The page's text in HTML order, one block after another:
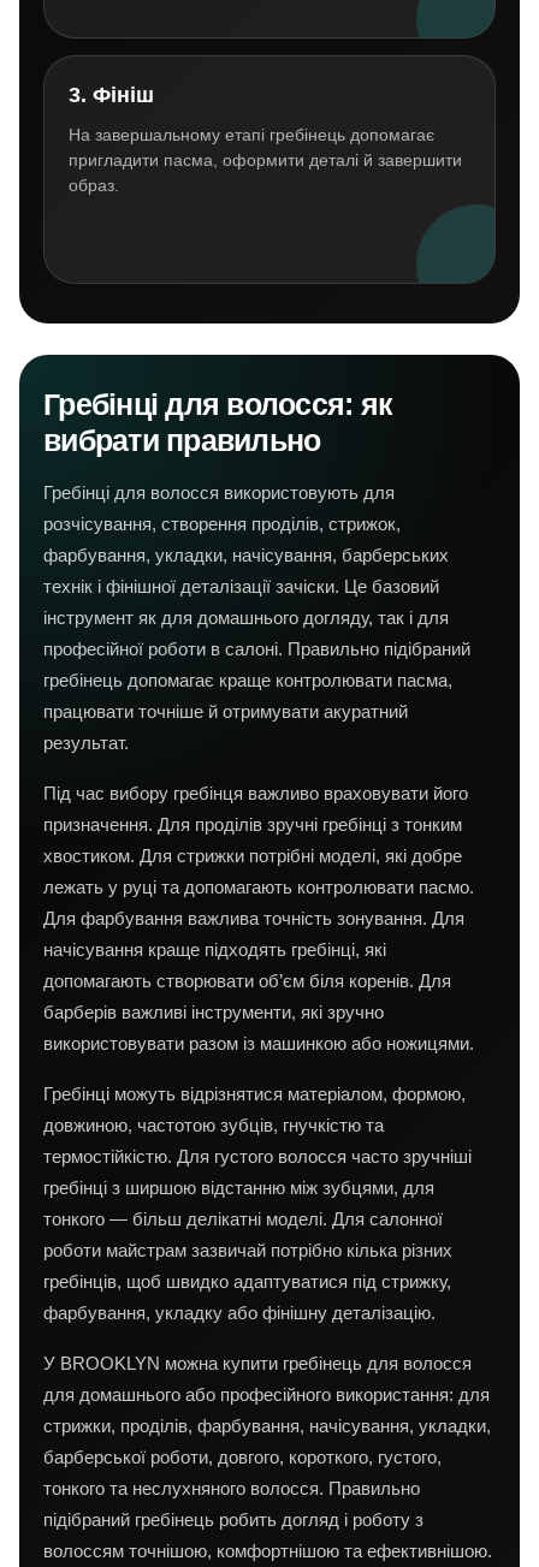
3. Фініш
На завершальному етапі гребінець допомагає
пригладити пасма, оформити деталі й завершити
образ.
Гребінці для волосся: як
вибрати правильно
Гребінці для волосся використовують для
розчісування, створення проділів, стрижок,
фарбування, укладки, начісування, барберських
технік і фінішної деталізації зачіски. Це базовий
інструмент як для домашнього догляду, так і для
професійної роботи в салоні. Правильно підібраний
гребінець допомагає краще контролювати пасма,
працювати точніше й отримувати акуратний
результат.
Під час вибору гребінця важливо враховувати його
призначення. Для проділів зручні гребінці з тонким
хвостиком. Для стрижки потрібні моделі, які добре
лежать у руці та допомагають контролювати пасмо.
Для фарбування важлива точність зонування. Для
начісування краще підходять гребінці, які
допомагають створювати об’єм біля коренів. Для
барберів важливі інструменти, які зручно
використовувати разом із машинкою або ножицями.
Гребінці можуть відрізнятися матеріалом, формою,
довжиною, частотою зубців, гнучкістю та
термостійкістю. Для густого волосся часто зручніші
гребінці з ширшою відстанню між зубцями, для
тонкого — більш делікатні моделі. Для салонної
роботи майстрам зазвичай потрібно кілька різних
гребінців, щоб швидко адаптуватися під стрижку,
фарбування, укладку або фінішну деталізацію.
У BROOKLYN можна купити гребінець для волосся
для домашнього або професійного використання: для
стрижки, проділів, фарбування, начісування, укладки,
барберської роботи, довгого, короткого, густого,
тонкого та неслухняного волосся. Правильно
підібраний гребінець робить догляд і роботу з
волоссям точнішою, комфортнішою та ефективнішою.